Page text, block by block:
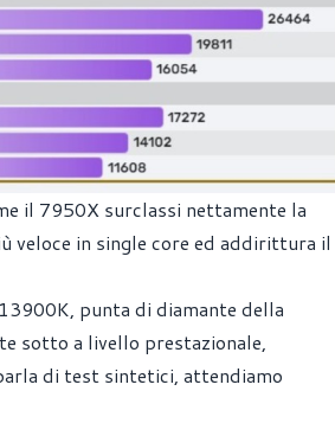
il 7950X surclassi nettamente la
veloce in single core ed addirittura il
punta di diamante della
sotto a livello prestazionale,
di test sintetici, attendiamo